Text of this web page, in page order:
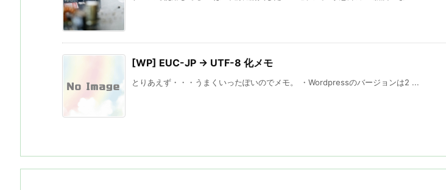
[WP] EUC-JP → UTF-8 化メモ
とりあえず・・・うまくいったぽいのでメモ。 ・Wordpressのバージョンは2 ...